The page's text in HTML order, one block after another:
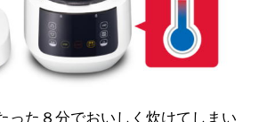
った８分でおいしく炊けてしまい